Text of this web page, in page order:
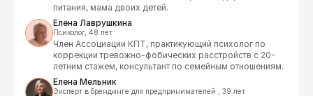
питания, мама двоих детей.
Елена Лаврушкина
Психолог, 48 лет
Член Ассоциации КПТ, практикующий психолог по
коррекции тревожно-фобических расстройств с 20-
летним стажем, консультант по семейным отношениям.
Елена Мельник
Эксперт в брендинге для предпринимателей , 39 лет